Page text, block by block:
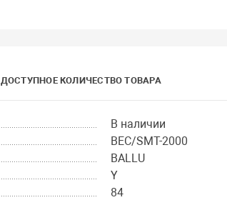
ДОСТУПНОЕ КОЛИЧЕСТВО ТОВАРА
В наличии
BEC/SMT-2000
BALLU
Y
84